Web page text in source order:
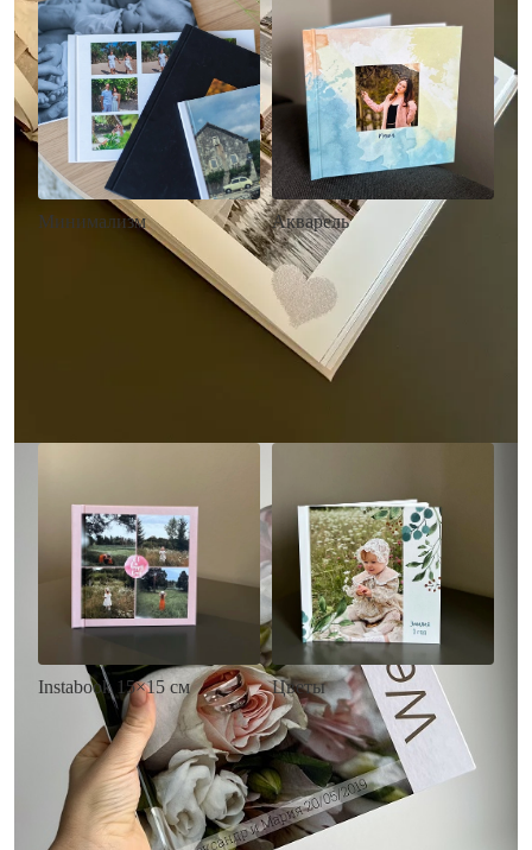
Минимализм Акварель
• Декор в стиле
акварельных красок
• Выбор цвета фона
• Загрузка фото и текста
Заказать
Instabook 15×15 см
• Декор на выбор
• Выбор цвета фона
• Загрузка фото и текста
Заказать
Цветы
• Декор цветы
• Выбор цвета фона
• Загрузка фото и текста
Заказать